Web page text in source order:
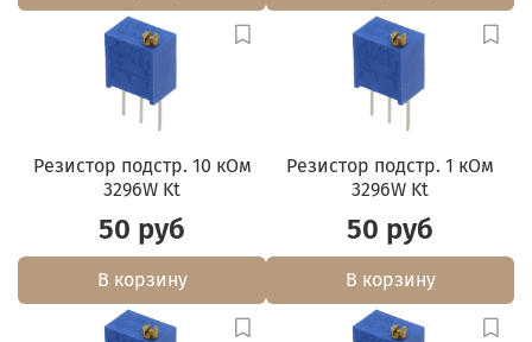
Резистор подстр. 10 кОм
3296W Kt
50 руб
В корзину
Резистор подстр. 1 кОм
3296W Kt
50 руб
В корзину